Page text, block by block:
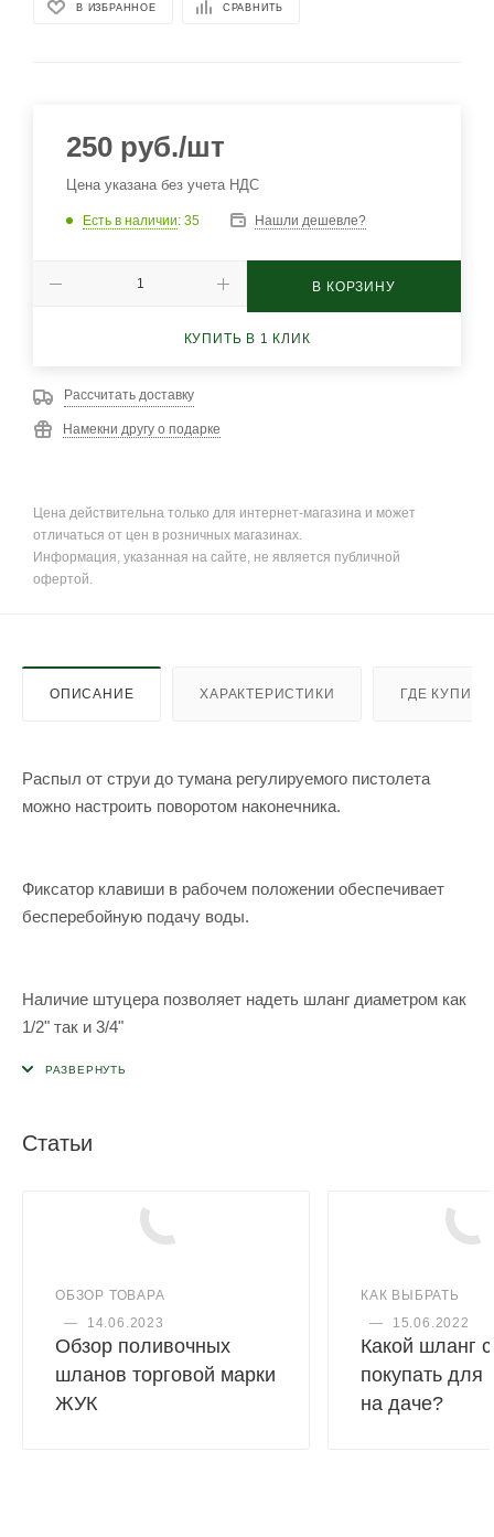
В ИЗБРАННОЕ СРАВНИТЬ
250 руб./шт
Цена указана без учета НДС
Есть в наличии: 35 Нашли дешевле?
В КОРЗИНУ
КУПИТЬ В 1 КЛИК
Рассчитать доставку
Намекни другу о подарке
Цена действительна только для интернет-магазина и может
отличаться от цен в розничных магазинах.
Информация, указанная на сайте, не является публичной
офертой.
ОПИСАНИЕ ХАРАКТЕРИСТИКИ ГДЕ КУПИТЬ
Распыл от струи до тумана регулируемого пистолета
можно настроить поворотом наконечника.
Фиксатор клавиши в рабочем положении обеспечивает
бесперебойную подачу воды.
Наличие штуцера позволяет надеть шланг диаметром как
1/2" так и 3/4"
Статьи
ОБЗОР ТОВАРА
—
14.06.2023
Обзор поливочных
шланов торговой марки
ЖУК
КАК ВЫБРАТЬ
—
15.06.2022
Какой шланг
покупать для
на даче?